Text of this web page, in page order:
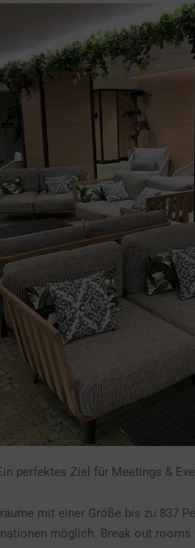
perfektes Ziel für Meetings &
mit einer Größe bis zu 837
möglich. Break out rooms